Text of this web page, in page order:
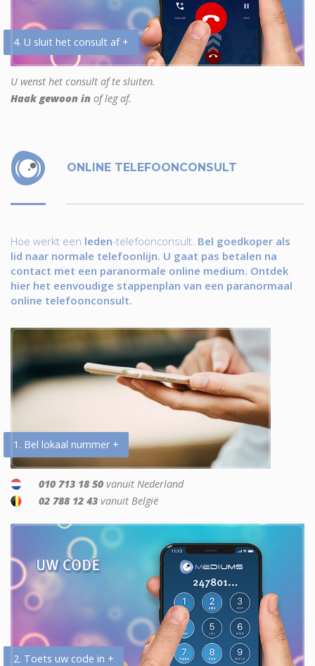
4. U sluit het consult af +
U wenst het consult af te sluiten.
Haak gewoon in of leg af.
ONLINE TELEFOONCONSULT
Hoe werkt een leden-telefoonconsult. Bel goedkoper als
lid naar normale telefoonlijn. U gaat pas betalen na
contact met een paranormale online medium. Ontdek
hier het eenvoudige stappenplan van een paranormaal
online telefoonconsult.
1. Bel lokaal nummer +
010 713 18 50 vanuit Nederland
02 788 12 43 vanuit België
2. Toets uw code in +